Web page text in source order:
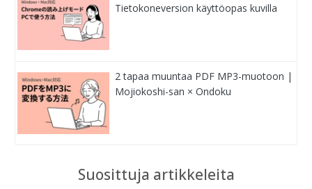
Tietokoneversion käyttöopas kuvilla
2 tapaa muuntaa PDF MP3-muotoon |
Mojiokoshi-san × Ondoku
Suosittuja artikkeleita